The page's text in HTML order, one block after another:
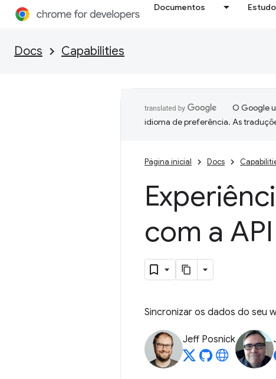
Documentos
Docs Capabilities
O Google
idioma de preferência. As
Página inicial Docs
com a
Sincronizar os dados do seu
Jeff Posnick